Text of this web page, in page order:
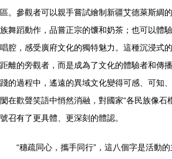
區。參觀者可以親手嘗試繪制新疆艾德萊斯綢
族舞蹈動作，品嘗正宗的馕和奶茶；也可以體
唱腔，感受廣府文化的獨特魅力。這種沉浸式
距離的旁觀者，而是成為了文化的體驗者和傳
踐的過程中，遙遠的異域文化變得可感、可知
閡在歡聲笑語中悄然消融，對國家“各民族像石
號召有了更具體、更深刻的體認。
“穗疏同心，攜手同行”，這八個字是活動